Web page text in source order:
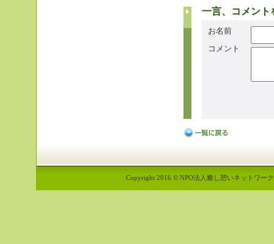
一言、コメント
お名前
コメント
Copyright 2016 © NPO法人癒し憩いネットワー